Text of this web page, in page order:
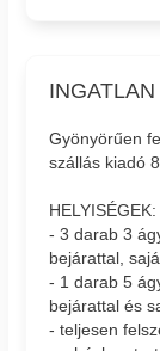
Gyönyörűen
szállás kiadó
HELYISÉGEK:
- 3 darab 3
bejárattal,
- 1 darab 5
bejárattal és
- teljesen